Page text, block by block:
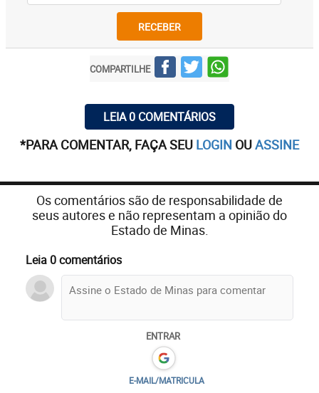
RECEBER
COMPARTILHE
LEIA 0 COMENTÁRIOS
*PARA COMENTAR, FAÇA SEU LOGIN OUASSINE
Os comentários são de responsabilidade de
seus autores e não representam a opinião do
Estado de Minas.
Leia 0 comentários
ENTRAR
E-MAIL/MATRICULA